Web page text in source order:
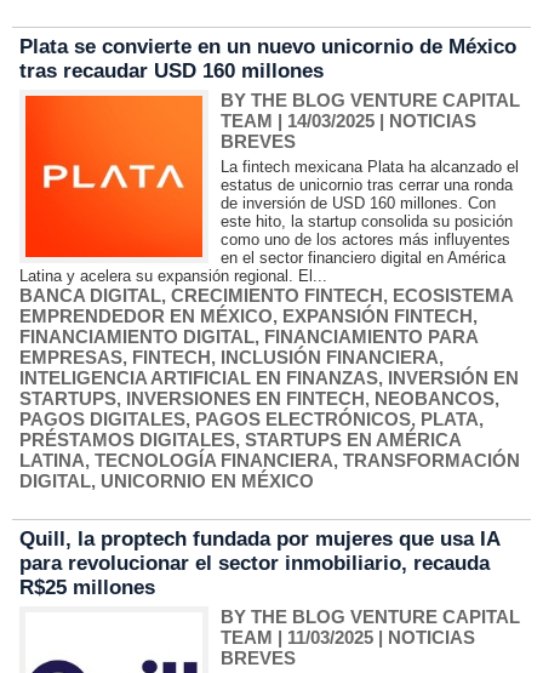
Plata se convierte en un nuevo unicornio de México
tras recaudar USD 160 millones
BY THE BLOG VENTURE CAPITAL
TEAM | 14/03/2025 | NOTICIAS
BREVES
La fintech mexicana Plata ha alcanzado el
estatus de unicornio tras cerrar una ronda
de inversión de USD 160 millones. Con
este hito, la startup consolida su posición
como uno de los actores más influyentes
en el sector financiero digital en América
Latina y acelera su expansión regional. El...
BANCA DIGITAL, CRECIMIENTO FINTECH, ECOSISTEMA
EMPRENDEDOR EN MÉXICO, EXPANSIÓN FINTECH,
FINANCIAMIENTO DIGITAL, FINANCIAMIENTO PARA
EMPRESAS, FINTECH, INCLUSIÓN FINANCIERA,
INTELIGENCIA ARTIFICIAL EN FINANZAS, INVERSIÓN EN
STARTUPS, INVERSIONES EN FINTECH, NEOBANCOS,
PAGOS DIGITALES, PAGOS ELECTRÓNICOS, PLATA,
PRÉSTAMOS DIGITALES, STARTUPS EN AMÉRICA
LATINA, TECNOLOGÍA FINANCIERA, TRANSFORMACIÓN
DIGITAL, UNICORNIO EN MÉXICO
Quill, la proptech fundada por mujeres que usa IA
para revolucionar el sector inmobiliario, recauda
R$25 millones
BY THE BLOG VENTURE CAPITAL
TEAM | 11/03/2025 | NOTICIAS
BREVES